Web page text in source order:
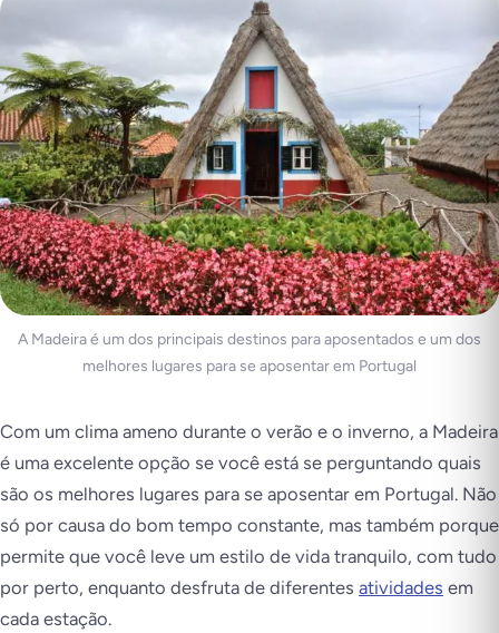
A Madeira é um dos principais destinos para aposentados e um dos
melhores lugares para se aposentar em Portugal
Com um clima ameno durante o verão e o inverno, a Madeira
é uma excelente opção se você está se perguntando quais
são os melhores lugares para se aposentar em Portugal. Não
só por causa do bom tempo constante, mas também porque
permite que você leve um estilo de vida tranquilo, com tudo
por perto, enquanto desfruta de diferentes atividades em
cada estação.